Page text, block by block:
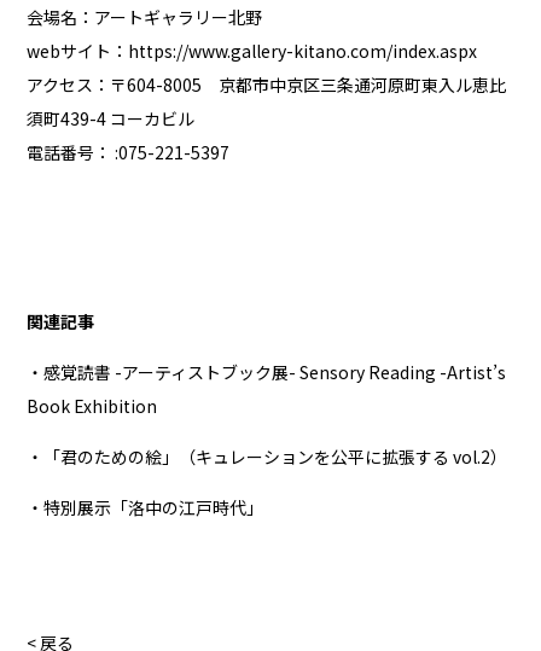
会場名：アートギャラリー北野
webサイト： https://www.gallery-kitano.com/index.aspx
アクセス：〒604-8005 京都市中京区三条通河原町東入ル恵比
須町439-4 コーカビル
電話番号： :075-221-5397
関連記事
・感覚読書 -アーティストブック展- Sensory Reading -Artist’s
Book Exhibition
・「君のための絵」（キュレーションを公平に拡張する vol.2）
・特別展示「洛中の江戸時代」
< 戻る